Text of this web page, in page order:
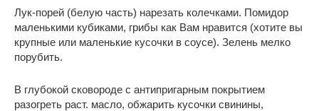
Лук-порей (белую часть) нарезать колечками. Помидор
маленькими кубиками, грибы как Вам нравится (хотите вы
крупные или маленькие кусочки в соусе). Зелень мелко
порубить.
В глубокой сковороде с антипригарным покрытием
разогреть раст. масло, обжарить кусочки свинины,